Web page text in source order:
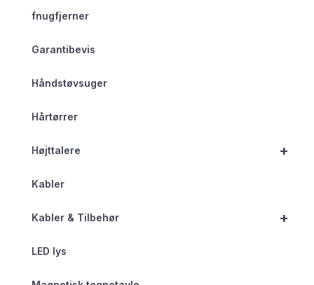
fnugfjerner
Garantibevis
Håndstøvsuger
Hårtørrer
+
Højttalere
Kabler
+
Kabler & Tilbehør
LED lys